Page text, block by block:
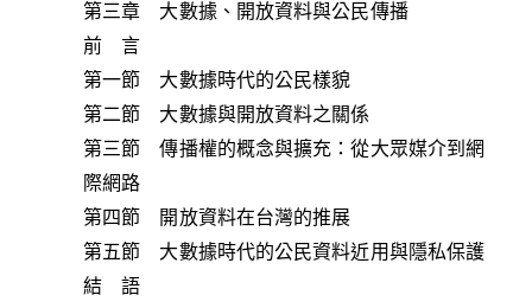
第三章 大數據、開放資料與公民傳播
前 言
第一節 大數據時代的公民樣貌
第二節 大數據與開放資料之關係
第三節 傳播權的概念與擴充：從大眾媒介到網
際網路
第四節 開放資料在台灣的推展
第五節 大數據時代的公民資料近用與隱私保護
結 語